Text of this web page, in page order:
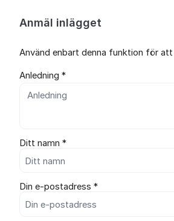
Anmäl inlägget
Använd enbart denna funktion för
Anledning *
Ditt namn *
Din e-postadress *